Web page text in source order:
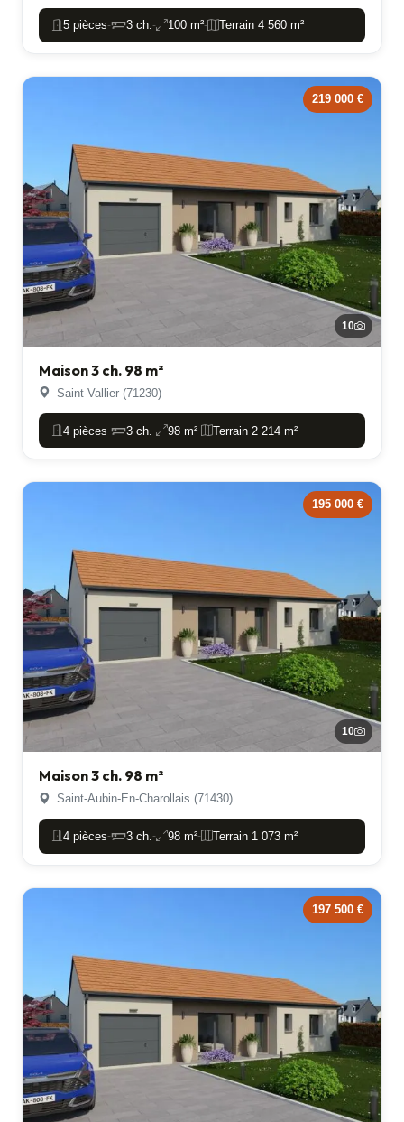
5 pièces- 3 ch.- 100 m²- Terrain 4 560 m²
219 000 €
10
Maison 3 ch. 98 m²
Saint-Vallier (71230)
4 pièces- 3 ch. - 98 m²- Terrain 2 214 m²
195 000 €
10
Maison 3 ch. 98 m²
Saint-Aubin-En-Charollais (71430)
4 pièces- 3 ch. - 98 m²- Terrain 1 073 m²
197 500 €